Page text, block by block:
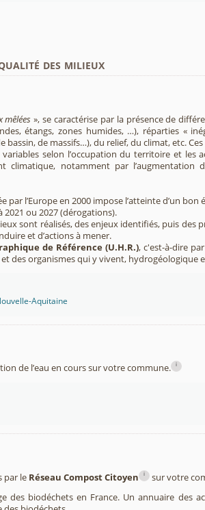
des milieux
mêlées », se caractérise par la présence de
étangs, zones humides, …), réparties «
bassin, de massifs…), du relief, du climat, etc.
selon l’occupation du territoire et les
climatique, notamment par l’augmentation
par l’Europe en 2000 impose l’atteinte d’un
2021 ou 2027 (dérogations).
sont réalisés, des enjeux identifiés, puis des
et d’actions à mener.
de Référence (U.H.R.), c'est-à-dire
des organismes qui y vivent, hydrogéologique
Aquitaine
de l’eau en cours sur votre commune. i
par le Réseau Compost Citoyen i
sur votre
des biodéchets en France. Un annuaire des